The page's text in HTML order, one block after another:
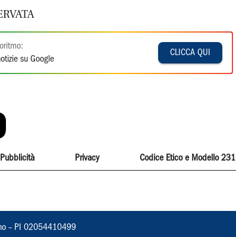
su Google
CLICCA QUI
Pubblicità Privacy Codice Etico e Modello 231
– PI 02054410499